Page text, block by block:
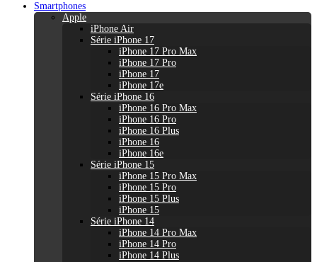
Smartphones
Apple
iPhone Air
Série iPhone 17
iPhone 17 Pro Max
iPhone 17 Pro
iPhone 17
iPhone 17e
Série iPhone 16
iPhone 16 Pro Max
iPhone 16 Pro
iPhone 16 Plus
iPhone 16
iPhone 16e
Série iPhone 15
iPhone 15 Pro Max
iPhone 15 Pro
iPhone 15 Plus
iPhone 15
Série iPhone 14
iPhone 14 Pro Max
iPhone 14 Pro
iPhone 14 Plus